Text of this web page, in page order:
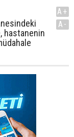
hastanenin
A+
A-